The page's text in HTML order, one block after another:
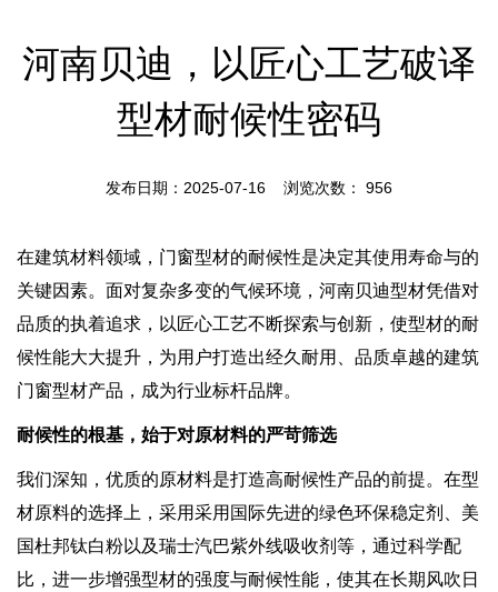
河南贝迪，以匠心工艺破译
型材耐候性密码
发布日期：2025-07-16 浏览次数： 956
在建筑材料领域，门窗型材的耐候性是决定其使用寿命与的
关键因素。面对复杂多变的气候环境，河南贝迪型材凭借对
品质的执着追求，以匠心工艺不断探索与创新，使型材的耐
候性能大大提升，为用户打造出经久耐用、品质卓越的建筑
门窗型材产品，成为行业标杆品牌。
耐候性的根基，始于对原材料的严苛筛选
我们深知，优质的原材料是打造高耐候性产品的前提。在型
材原料的选择上，采用采用国际先进的绿色环保稳定剂、美
国杜邦钛白粉以及瑞士汽巴紫外线吸收剂等，通过科学配
比，进一步增强型材的强度与耐候性能，使其在长期风吹日